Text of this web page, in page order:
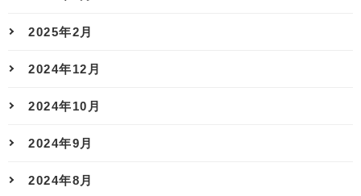
2025年2月
2024年12月
2024年10月
2024年9月
2024年8月